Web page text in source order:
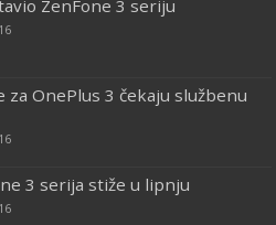
ZenFone 3 seriju
za OnePlus 3 čekaju službenu
3 serija stiže u lipnju